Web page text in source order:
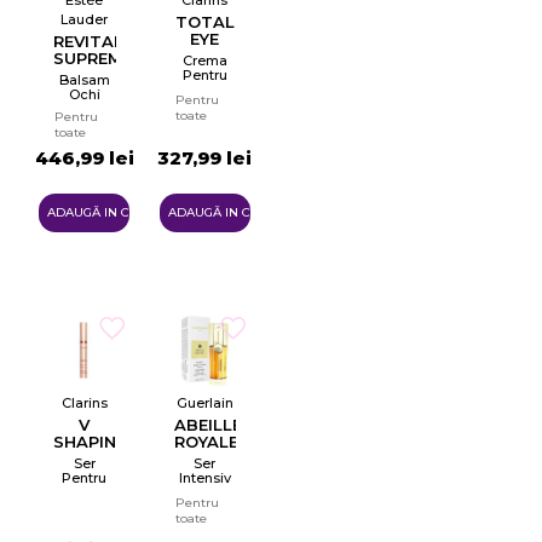
Lauder
REVITALIZANT
SUPREME
TINERETE
PUTERE
Balsam
Ochi
Pentru
toate
de piele
446,99 lei
ADAUGĂ IN COŞ
TOTAL
EYE
SMOOTH
Crema
Pentru
Pentru
toate
327,99 lei
ADAUGĂ IN COŞ
Clarins
V
SHAPING
FACIAL
LIFT
Ser
Pentru
Guerlain
ABEILLE
ROYALE
DOUBLE
R
&
REPAIR
Ser
Intensiv
Zona
Ochilor
Pentru
toate